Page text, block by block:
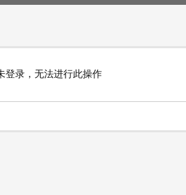
登录，无法进行此操作